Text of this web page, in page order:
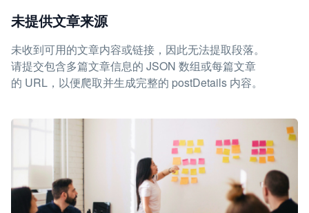
未提供文章来源
未收到可用的文章内容或链接，因此无法提取段落。
请提交包含多篇文章信息的 JSON 数组或每篇文章
的 URL，以便爬取并生成完整的 postDetails 内容。